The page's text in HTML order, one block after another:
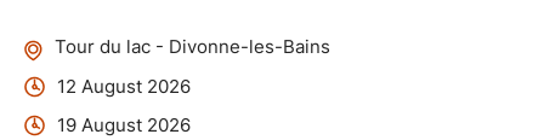
Tour du lac - Divonne-les-Bains
12 August 2026
19 August 2026